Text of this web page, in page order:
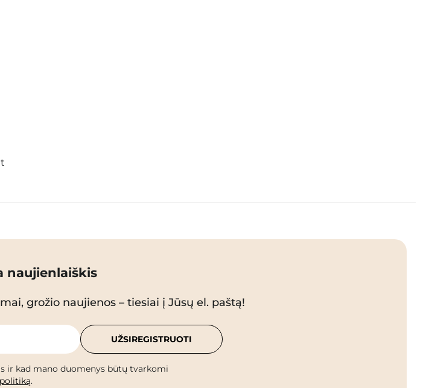
naujienlaiškis
grožio naujienos – tiesiai į Jūsų el. paštą!
ir kad mano duomenys būtų tvarkomi
.
UŽSIREGISTRUOTI